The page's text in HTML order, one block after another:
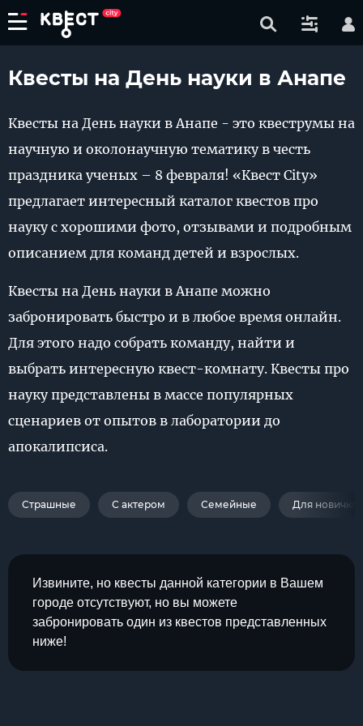
Квесты на День науки в Анапе
Квесты на День науки в Анапе - это квеструмы на
научную и околонаучную тематику в честь
праздника ученых – 8 февраля! «Квест City»
предлагает интересный каталог квестов про
науку с хорошими фото, отзывами и подробным
описанием для команд детей и взрослых.
Квесты на День науки в Анапе можно
забронировать быстро и в любое время онлайн.
Для этого надо собрать команду, найти и
выбрать интересную квест-комнату. Квесты про
науку представлены в массе популярных
сценариев от опытов в лаборатории до
апокалипсиса.
Страшные С актером Семейные Для новичков
Извините, но квесты данной категории в Вашем
городе отсутствуют, но вы можете
забронировать один из квестов представленных
ниже!